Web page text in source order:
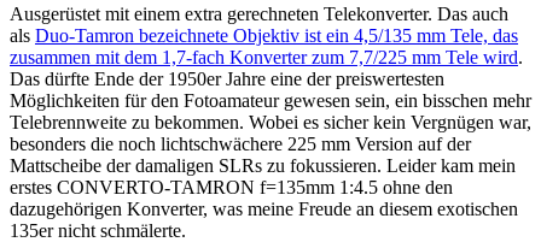
Ausgerüstet mit einem extra gerechneten Telekonverter. Das auch
als Duo-Tamron bezeichnete Objektiv ist ein 4,5/135 mm Tele, das
zusammen mit dem 1,7-fach Konverter zum 7,7/225 mm Tele wird.
Das dürfte Ende der 1950er Jahre eine der preiswertesten
Möglichkeiten für den Fotoamateur gewesen sein, ein bisschen mehr
Telebrennweite zu bekommen. Wobei es sicher kein Vergnügen war,
besonders die noch lichtschwächere 225 mm Version auf der
Mattscheibe der damaligen SLRs zu fokussieren. Leider kam mein
erstes CONVERTO-TAMRON f=135mm 1:4.5 ohne den
dazugehörigen Konverter, was meine Freude an diesem exotischen
135er nicht schmälerte.